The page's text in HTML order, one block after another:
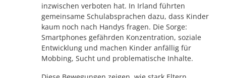
inzwischen verboten hat. In Irland führten
gemeinsame Schulabsprachen dazu, dass Kinder
kaum noch nach Handys fragen. Die Sorge:
Smartphones gefährden Konzentration, soziale
Entwicklung und machen Kinder anfällig für
Mobbing, Sucht und problematische Inhalte.